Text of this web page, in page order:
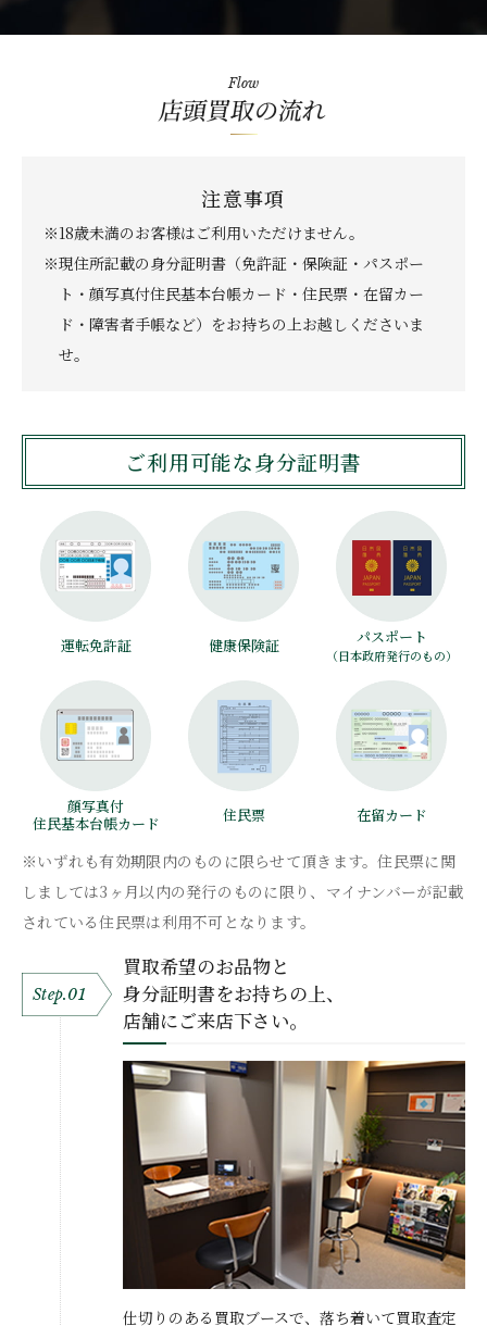
Flow
店頭買取の流れ
注意事項
※18歳未満のお客様はご利用いただけません。
※現住所記載の身分証明書（免許証・保険証・パスポー
ト・顔写真付住民基本台帳カード・住民票・在留カー
ド・障害者手帳など）をお持ちの上お越しくださいま
せ。
ご利用可能な身分証明書
運転免許証 健康保険証 パスポート
（日本政府発行のもの）
顔写真付
住民基本台帳カード
住民票 在留カード
※いずれも有効期限内のものに限らせて頂きます。住民票に関
しましては3ヶ月以内の発行のものに限り、マイナンバーが記載
されている住民票は利用不可となります。
Step.01
買取希望のお品物と
身分証明書をお持ちの上、
店舗にご来店下さい。
仕切りのある買取ブースで、落ち着いて買取査定